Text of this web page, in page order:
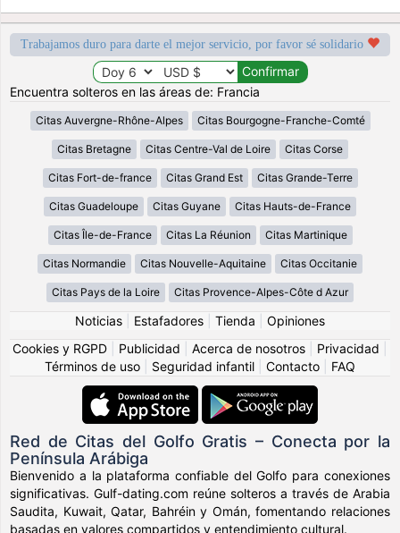
Trabajamos duro para darte el mejor servicio, por favor sé solidario
Encuentra solteros en las áreas de: Francia
Citas Auvergne-Rhône-Alpes Citas Bourgogne-Franche-Comté
Citas Bretagne Citas Centre-Val de Loire Citas Corse
Citas Fort-de-france Citas Grand Est Citas Grande-Terre
Citas Guadeloupe Citas Guyane Citas Hauts-de-France
Citas Île-de-France Citas La Réunion Citas Martinique
Citas Normandie Citas Nouvelle-Aquitaine Citas Occitanie
Citas Pays de la Loire Citas Provence-Alpes-Côte d Azur
Noticias Estafadores Tienda
Opiniones
Cookies y RGPD
Publicidad Acerca de nosotros Privacidad
Términos de uso
Seguridad infantil Contacto FAQ
Red de Citas del Golfo Gratis – Conecta por la
Península Arábiga
Bienvenido a la plataforma confiable del Golfo para conexiones
significativas. Gulf-dating.com reúne solteros a través de Arabia
Saudita, Kuwait, Qatar, Bahréin y Omán, fomentando relaciones
basadas en valores compartidos y entendimiento cultural.